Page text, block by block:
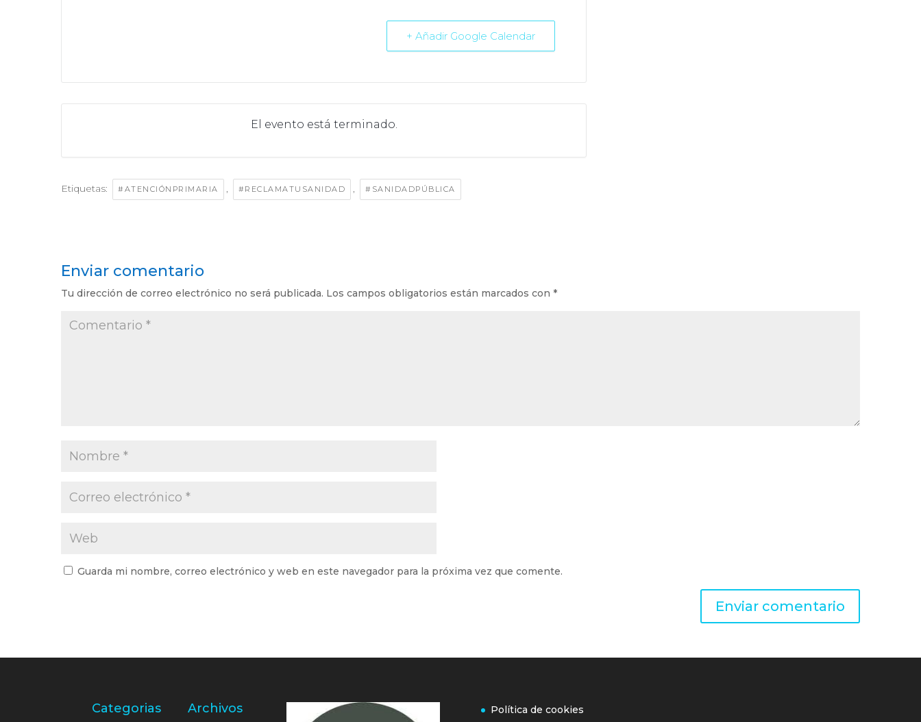
+ Añadir Google Calendar
El evento está terminado.
Etiquetas: #ATENCIÓNPRIMARIA , #RECLAMATUSANIDAD , #SANIDADPÚBLICA
Enviar comentario
Tu dirección de correo electrónico no será publicada. Los campos obligatorios están marcados con *
Guarda mi nombre, correo electrónico y web en este navegador para la próxima vez que comente.
Categorias Archivos Política de cookies